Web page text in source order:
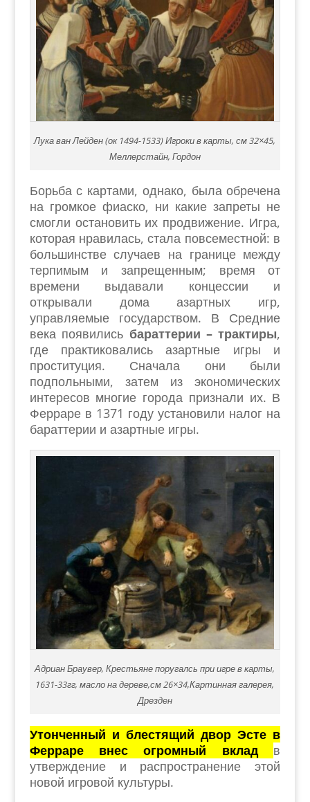
Лука ван Лейден (ок 1494-1533) Игроки в карты, см 32×45,
Меллерстайн, Гордон
Борьба с картами, однако, была обречена
на громкое фиаско, ни какие запреты не
смогли остановить их продвижение. Игра,
которая нравилась, стала повсеместной: в
большинстве случаев на границе между
терпимым и запрещенным; время от
времени выдавали концессии и
открывали дома азартных игр,
управляемые государством. В Средние
века появились бараттерии – трактиры,
где практиковались азартные игры и
проституция. Сначала они были
подпольными, затем из экономических
интересов многие города признали их. В
Ферраре в 1371 году установили налог на
бараттерии и азартные игры.
Адриан Браувер, Крестьяне поругалсь при игре в карты,
1631-33гг, масло на дереве,см 26×34,Картинная галерея,
Дрезден
Утонченный и блестящий двор Эсте в
Ферраре внес огромный вклад в
утверждение и распространение этой
новой игровой культуры.